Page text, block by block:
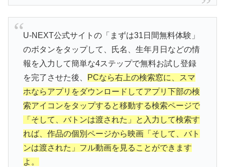
U-NEXT公式サイトの「まずは31日間無料体験」
のボタンをタップして、氏名、生年月日などの情
報を入力して簡単な4ステップで無料お試し登録
を完了させた後、
PCなら右上の検索窓に、スマ
ホならアプリをダウンロードしてアプリ下部の検
索アイコンをタップすると移動する検索ページで
「そして、バトンは渡された」と入力して検索す
れば、作品の個別ページから映画「そして、バト
ンは渡された」フル動画を見ることができます
よ。